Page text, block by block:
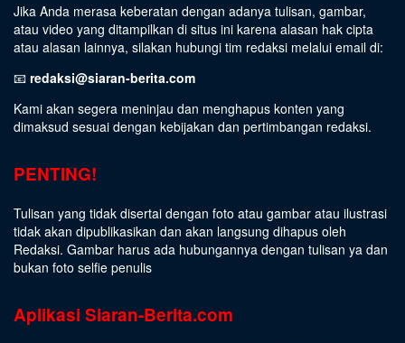
Jika Anda merasa keberatan dengan adanya tulisan, gambar,
atau video yang ditampilkan di situs ini karena alasan hak cipta
atau alasan lainnya, silakan hubungi tim redaksi melalui email di:
📧 redaksi@siaran-berita.com
Kami akan segera meninjau dan menghapus konten yang
dimaksud sesuai dengan kebijakan dan pertimbangan redaksi.
PENTING!
Tulisan yang tidak disertai dengan foto atau gambar atau ilustrasi
tidak akan dipublikasikan dan akan langsung dihapus oleh
Redaksi. Gambar harus ada hubungannya dengan tulisan ya dan
bukan foto selfie penulis
Aplikasi Siaran-Berita.com